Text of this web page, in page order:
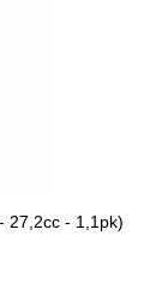
27,2cc - 1,1pk)